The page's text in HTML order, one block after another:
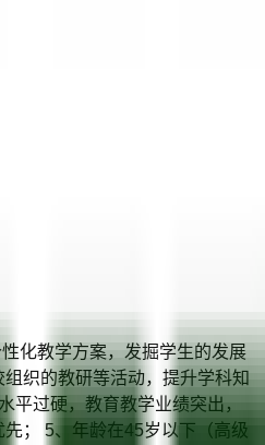
化教学方案，发掘学生的发展
织的教研等活动，提升学科知
过硬，教育教学业绩突出，
； 5、年龄在45岁以下（高级